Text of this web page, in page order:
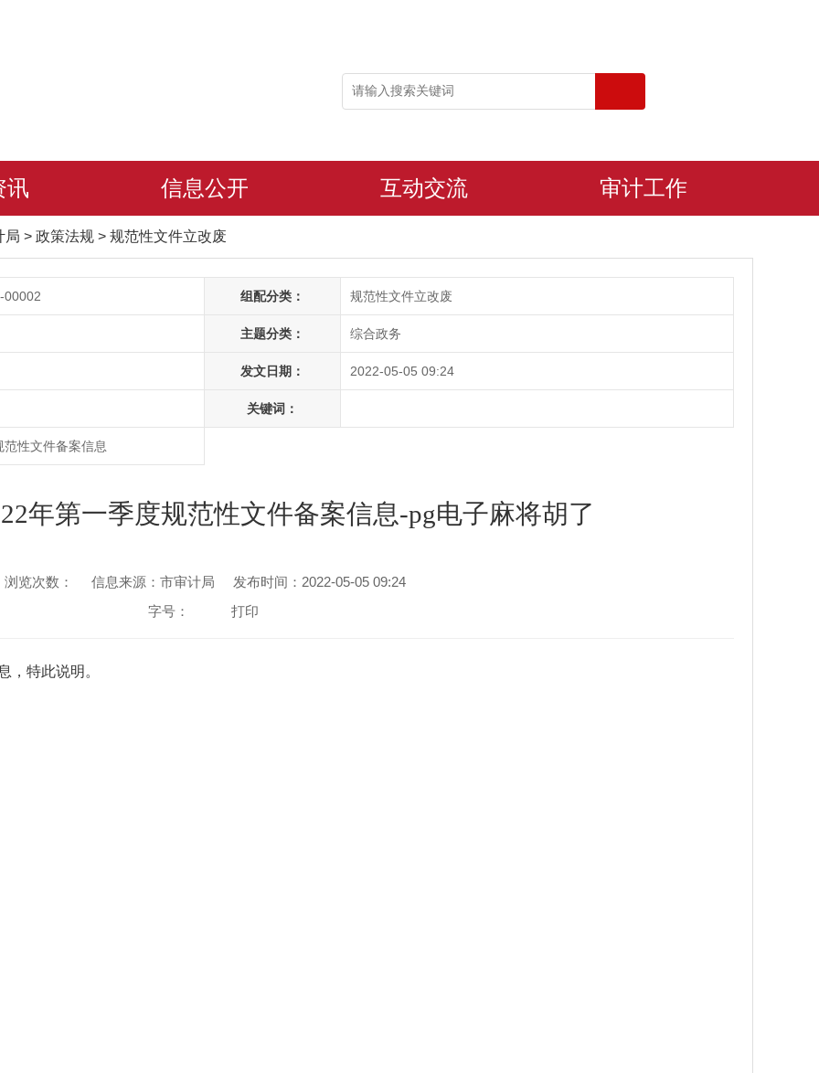
讯 信息公开 互动交流 审计工作
局 > 政策法规 > 规范性文件立改废
00002 组配分类： 规范性文件立改废
主题分类： 综合政务
发文日期： 2022-05-05 09:24
关键词：
性文件备案信息
年第一季度规范性文件备案信息-pg电子麻将胡了
浏览次数： 信息来源：市审计局
发布时间：2022-05-05 09:24
字号：
打印
，特此说明。